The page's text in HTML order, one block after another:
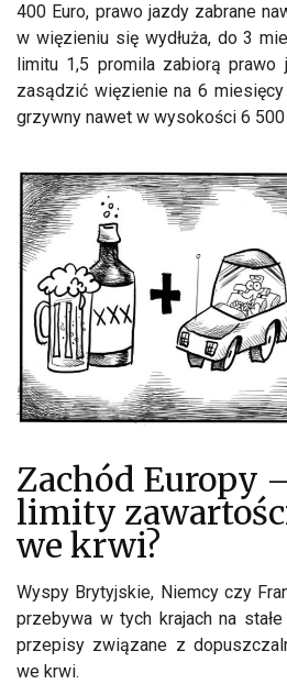
400 Euro, prawo jazdy zabrane
w więzieniu się wydłuża, do 3
limitu 1,5 promila zabiorą
zasądzić więzienie na 6 miesięcy
grzywny nawet w wysokości 6 500
Zachód Europy
limity
we krwi?
Wyspy Brytyjskie, Niemcy czy
przebywa w tych krajach na
przepisy związane z
we krwi.